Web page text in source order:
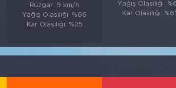
Rüzgar: 9 km/h
Yağış Olasılığı: %66
Kar Olasılığı: %25
Yağış Olasılığı:
Kar Olasılığı: %61